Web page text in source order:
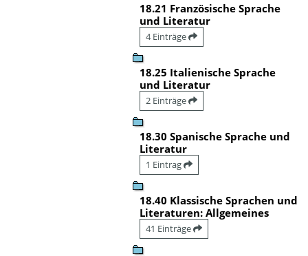
18.21 Französische Sprache
und Literatur
4 Einträge
18.25 Italienische Sprache
und Literatur
2 Einträge
18.30 Spanische Sprache und
Literatur
1 Eintrag
18.40 Klassische Sprachen und
Literaturen: Allgemeines
41 Einträge